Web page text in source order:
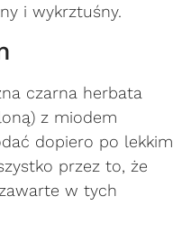
i wykrztuśny.
czarna herbata
z miodem
dopiero po lekkim
przez to, że
w tych